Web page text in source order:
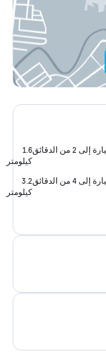
2 من الدقائق
1.6
كيلومتر
4 من الدقائق
3.2
كيلومتر